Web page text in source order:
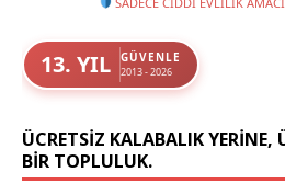
13. YIL GÜVENLE
2013 - 2026
ÜCRETSIZ KALABALIK YERINE,
BIR TOPLULUK.